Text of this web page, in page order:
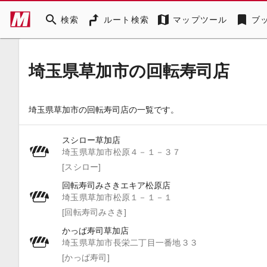
search 検索 ルート検索 map マップツール bookmark ブ
埼玉県草加市の回転寿司店
埼玉県草加市の回転寿司店の一覧です。
スシロー草加店
埼玉県草加市松原４－１－３７
[スシロー]
回転寿司みさきエキア松原店
埼玉県草加市松原１－１－１
[回転寿司みさき]
かっぱ寿司草加店
埼玉県草加市長栄二丁目一番地３３
[かっぱ寿司]